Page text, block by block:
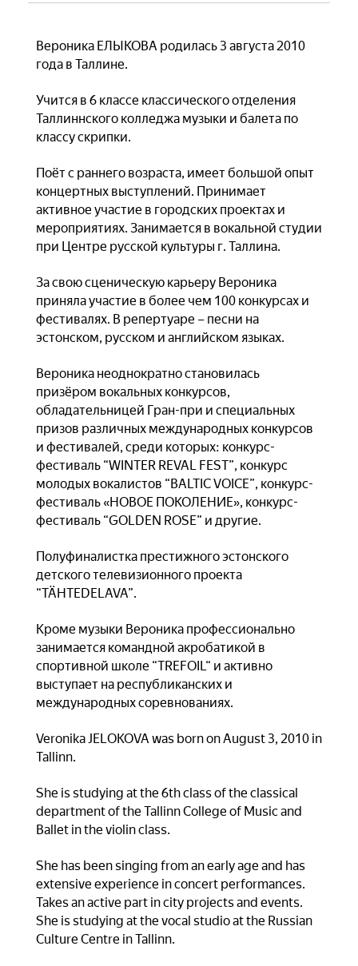
Вероника ЕЛЫКОВА родилась 3 августа 2010
года в Таллине.
Учится в 6 классе классического отделения
Таллиннского колледжа музыки и балета по
классу скрипки.
Поёт с раннего возраста, имеет большой опыт
концертных выступлений. Принимает
активное участие в городских проектах и
мероприятиях. Занимается в вокальной студии
при Центре русской культуры г. Таллина.
За свою сценическую карьеру Вероника
приняла участие в более чем 100 конкурсах и
фестивалях. В репертуаре – песни на
эстонском, русском и английском языках.
Вероника неоднократно становилась
призёром вокальных конкурсов,
обладательницей Гран-при и специальных
призов различных международных конкурсов
и фестивалей, среди которых: конкурс-
фестиваль “WINTER REVAL FEST”, конкурс
молодых вокалистов “BALTIC VOICE”, конкурс-
фестиваль «НОВОЕ ПОКОЛЕНИЕ», конкурс-
фестиваль “GOLDEN ROSE” и другие.
Полуфиналистка престижного эстонского
детского телевизионного проекта
“TÄHTEDELAVA”.
Кроме музыки Вероника профессионально
занимается командной акробатикой в
спортивной школе “TREFOIL“ и активно
выступает на республиканских и
международных соревнованиях.
Veronika JELOKOVA was born on August 3, 2010 in
Tallinn.
She is studying at the 6th class of the classical
department of the Tallinn College of Music and
Ballet in the violin class.
She has been singing from an early age and has
extensive experience in concert performances.
Takes an active part in city projects and events.
She is studying at the vocal studio at the Russian
Culture Centre in Tallinn.